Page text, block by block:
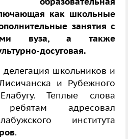
как школьные
занятия с
вуза, а также
досуговая.
школьников и
и Рубежного
Теплые слова
ребятам адресовал
института
.